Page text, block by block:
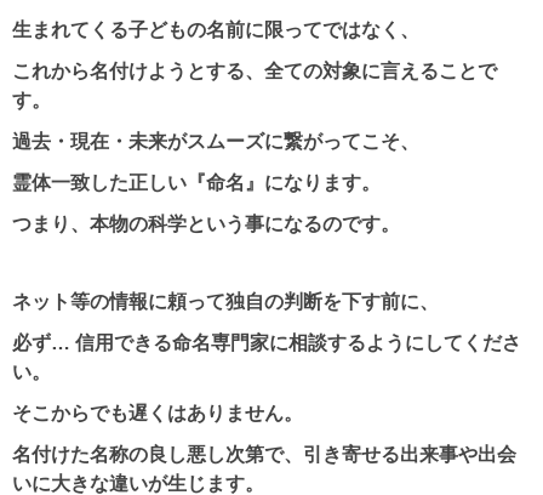
生まれてくる子どもの名前に限ってではなく、
これから名付けようとする、全ての対象に言えることで
す。
過去・現在・未来がスムーズに繋がってこそ、
霊体一致した正しい『命名』になります。
つまり、本物の科学という事になるのです。
ネット等の情報に頼って独自の判断を下す前に、
必ず… 信用できる命名専門家に相談するようにしてくださ
い。
そこからでも遅くはありません。
名付けた名称の良し悪し次第で、引き寄せる出来事や出会
いに大きな違いが生じます。